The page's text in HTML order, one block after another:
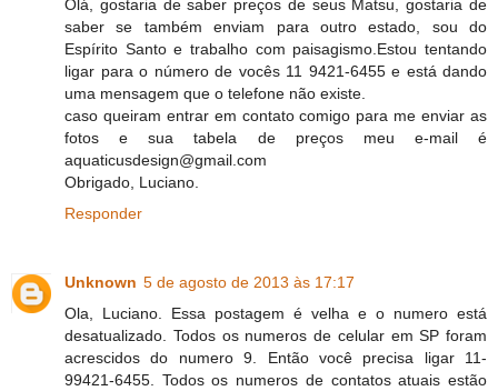
Olá, gostaria de saber preços de seus Matsu, gostaria de
saber se também enviam para outro estado, sou do
Espírito Santo e trabalho com paisagismo.Estou tentando
ligar para o número de vocês 11 9421-6455 e está dando
uma mensagem que o telefone não existe.
caso queiram entrar em contato comigo para me enviar as
fotos e sua tabela de preços meu e-mail é
aquaticusdesign@gmail.com
Obrigado, Luciano.
Responder
Unknown 5 de agosto de 2013 às 17:17
Ola, Luciano. Essa postagem é velha e o numero está
desatualizado. Todos os numeros de celular em SP foram
acrescidos do numero 9. Então você precisa ligar 11-
99421-6455. Todos os numeros de contatos atuais estão